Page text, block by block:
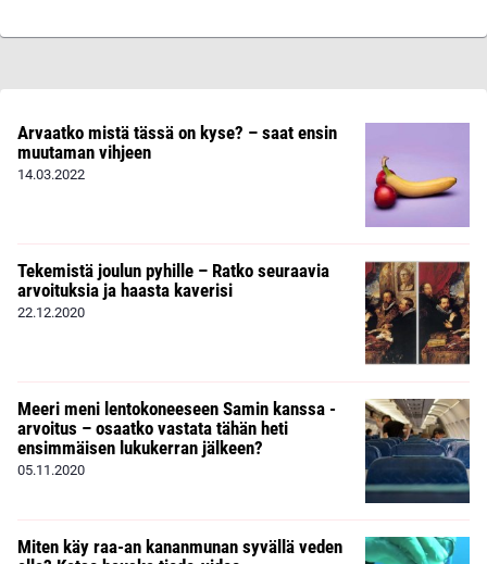
Arvaatko mistä tässä on kyse? – saat ensin
muutaman vihjeen
14.03.2022
Tekemistä joulun pyhille – Ratko seuraavia
arvoituksia ja haasta kaverisi
22.12.2020
Meeri meni lentokoneeseen Samin kanssa -
arvoitus – osaatko vastata tähän heti
ensimmäisen lukukerran jälkeen?
05.11.2020
Miten käy raa-an kananmunan syvällä veden